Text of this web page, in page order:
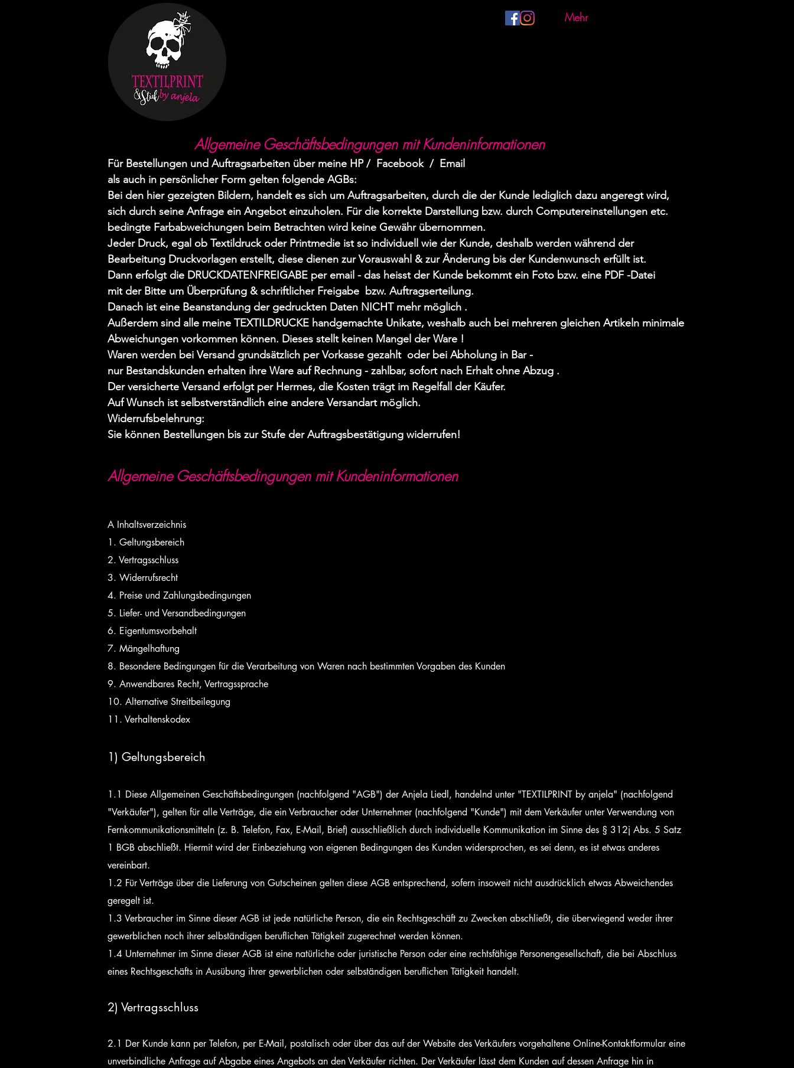
Allgemeine Geschäftsbedingungen mit Kundeninformationen
Für Bestellungen und Auftragsarbeiten über meine HP / Facebook / Email
als auch in persönlicher Form gelten folgende AGBs:
Bei den hier gezeigten Bildern, handelt es sich um Auftragsarbeiten, durch die der Kunde lediglich dazu angeregt wird,
sich durch seine Anfrage ein Angebot einzuholen. Für die korrekte Darstellung bzw. durch Computereinstellungen etc.
bedingte Farbabweichungen beim Betrachten wird keine Gewähr übernommen.
Jeder Druck, egal ob Textildruck oder Printmedie ist so individuell wie der Kunde, deshalb werden während der
Bearbeitung Druckvorlagen erstellt, diese dienen zur Vorauswahl & zur Änderung bis der Kundenwunsch erfüllt ist.
Dann erfolgt die DRUCKDATENFREIGABE per email - das heisst der Kunde bekommt ein Foto bzw. eine PDF -Datei
mit der Bitte um Überprüfung & schriftlicher Freigabe bzw. Auftragserteilung.
Danach ist eine Beanstandung der gedruckten Daten NICHT mehr möglich .
Außerdem sind alle meine TEXTILDRUCKE handgemachte Unikate, weshalb auch bei mehreren gleichen Artikeln minimale
Abweichungen vorkommen können. Dieses stellt keinen Mangel der Ware !
Waren werden bei Versand grundsätzlich per Vorkasse gezahlt oder bei Abholung in Bar -
nur Bestandskunden erhalten ihre Ware auf Rechnung - zahlbar, sofort nach Erhalt ohne Abzug .
Der versicherte Versand erfolgt per Hermes, die Kosten trägt im Regelfall der Käufer.
Auf Wunsch ist selbstverständlich eine andere Versandart möglich.
Widerrufsbelehrung:
Sie können Bestellungen bis zur Stufe der Auftragsbestätigung widerrufen!
Allgemeine Geschäftsbedingungen mit Kundeninformationen
A Inhaltsverzeichnis
1. Geltungsbereich
2. Vertragsschluss
3. Widerrufsrecht
4. Preise und Zahlungsbedingungen
5. Liefer- und Versandbedingungen
6. Eigentumsvorbehalt
7. Mängelhaftung
8. Besondere Bedingungen für die Verarbeitung von Waren nach bestimmten Vorgaben des Kunden
9. Anwendbares Recht, Vertragssprache
10. Alternative Streitbeilegung
11. Verhaltenskodex
1) Geltungsbereich
1.1 Diese Allgemeinen Geschäftsbedingungen (nachfolgend "AGB") der Anjela Liedl, handelnd unter "TEXTILPRINT by anjela" (nachfolgend
"Verkäufer"), gelten für alle Verträge, die ein Verbraucher oder Unternehmer (nachfolgend "Kunde") mit dem Verkäufer unter Verwendung von
Fernkommunikationsmitteln (z. B. Telefon, Fax, E-Mail, Brief) ausschließlich durch individuelle Kommunikation im Sinne des § 312j Abs. 5 Satz
1 BGB abschließt. Hiermit wird der Einbeziehung von eigenen Bedingungen des Kunden widersprochen, es sei denn, es ist etwas anderes
vereinbart.
1.2 Für Verträge über die Lieferung von Gutscheinen gelten diese AGB entsprechend, sofern insoweit nicht ausdrücklich etwas Abweichendes
geregelt ist.
1.3 Verbraucher im Sinne dieser AGB ist jede natürliche Person, die ein Rechtsgeschäft zu Zwecken abschließt, die überwiegend weder ihrer
gewerblichen noch ihrer selbständigen beruflichen Tätigkeit zugerechnet werden können.
1.4 Unternehmer im Sinne dieser AGB ist eine natürliche oder juristische Person oder eine rechtsfähige Personengesellschaft, die bei Abschluss
eines Rechtsgeschäfts in Ausübung ihrer gewerblichen oder selbständigen beruflichen Tätigkeit handelt.
2) Vertragsschluss
2.1 Der Kunde kann per Telefon, per E-Mail, postalisch oder über das auf der Website des Verkäufers vorgehaltene Online-Kontaktformular eine
unverbindliche Anfrage auf Abgabe eines Angebots an den Verkäufer richten. Der Verkäufer lässt dem Kunden auf dessen Anfrage hin in
Mehr